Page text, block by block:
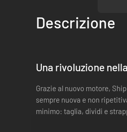
Descrizione
Una rivoluzione
Grazie al nuovo motore,
sempre nuova e non
minimo: taglia, dividi e